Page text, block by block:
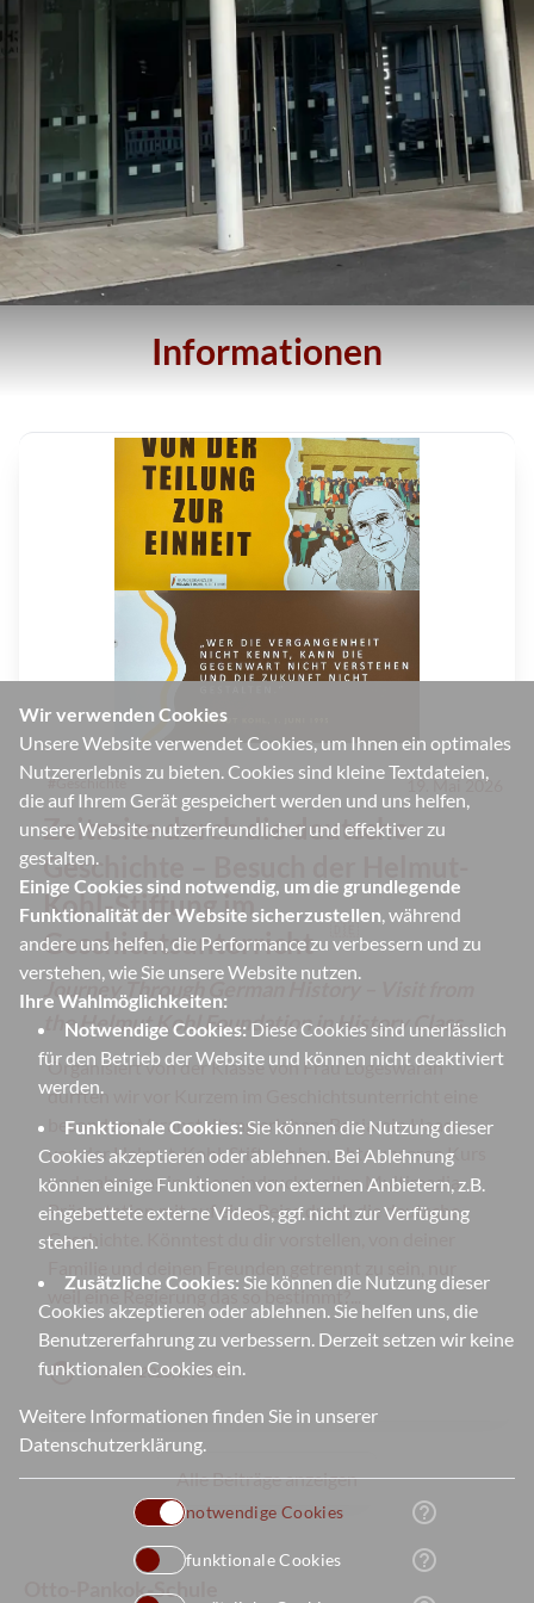
Wir verwenden Cookies
Unsere Website verwendet Cookies, um Ihnen ein optimales
Nutzererlebnis zu bieten. Cookies sind kleine Textdateien,
die auf Ihrem Gerät gespeichert werden und uns helfen,
unsere Website nutzerfreundlicher und effektiver zu
gestalten.
Einige Cookies sind notwendig, um die grundlegende
Funktionalität der Website sicherzustellen, während
andere uns helfen, die Performance zu verbessern und zu
verstehen, wie Sie unsere Website nutzen.
Ihre Wahlmöglichkeiten:
Notwendige Cookies: Diese Cookies sind unerlässlich
für den Betrieb der Website und können nicht deaktiviert
werden.
Funktionale Cookies:Sie können die Nutzung dieser
Cookies akzeptieren oder ablehnen. Bei Ablehnung
können einige Funktionen von externen Anbietern, z.B.
eingebettete externe Videos, ggf. nicht zur Verfügung
stehen.
Zusätzliche Cookies:Sie können die Nutzung dieser
Cookies akzeptieren oder ablehnen. Sie helfen uns, die
Benutzererfahrung zu verbessern. Derzeit setzen wir keine
funktionalen Cookies ein.
Weitere Informationen finden Sie in unserer
Datenschutzerklärung.
notwendige Cookies help_outline
funktionale Cookies help_outline
Informationen
#Geschichte 19. Mai 2026
Zeitreise durch die deutsche
Geschichte – Besuch der Helmut-
Kohl-Stiftung im
Geschichtsunterricht
Journey Through German History – Visit from
the Helmut Kohl Foundation in History Class
Organisiert von der Klasse von Frau Logeswaran
durften wir vor Kurzem im Geschichtsunterricht eine
besondere Veranstaltung erleben: Benjamin Haase
von der Helmut-Kohl-Stiftung besuchte unseren Kurs
und nahm uns in einer eindrucksvollen Multimedia-
Präsentation mit auf eine Reise durch die deutsche
Geschichte. Könntest du dir vorstellen, von deiner
weil eine Regierung das so bestimmt?...
face 19. 05. 2026, L. Krach
Alle Beiträge anzeigen
Otto-Pankok-Schule